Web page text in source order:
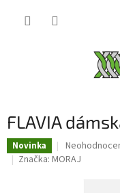
FLAVIA
Novinka
Průměrné
hodnocení
Značka: MORAJ